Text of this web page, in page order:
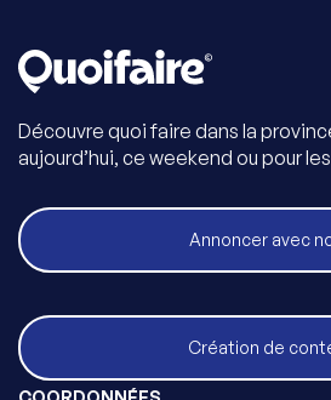
Découvre quoi faire dans la
aujourd’hui, ce weekend ou pour
Annoncer avec
Création de